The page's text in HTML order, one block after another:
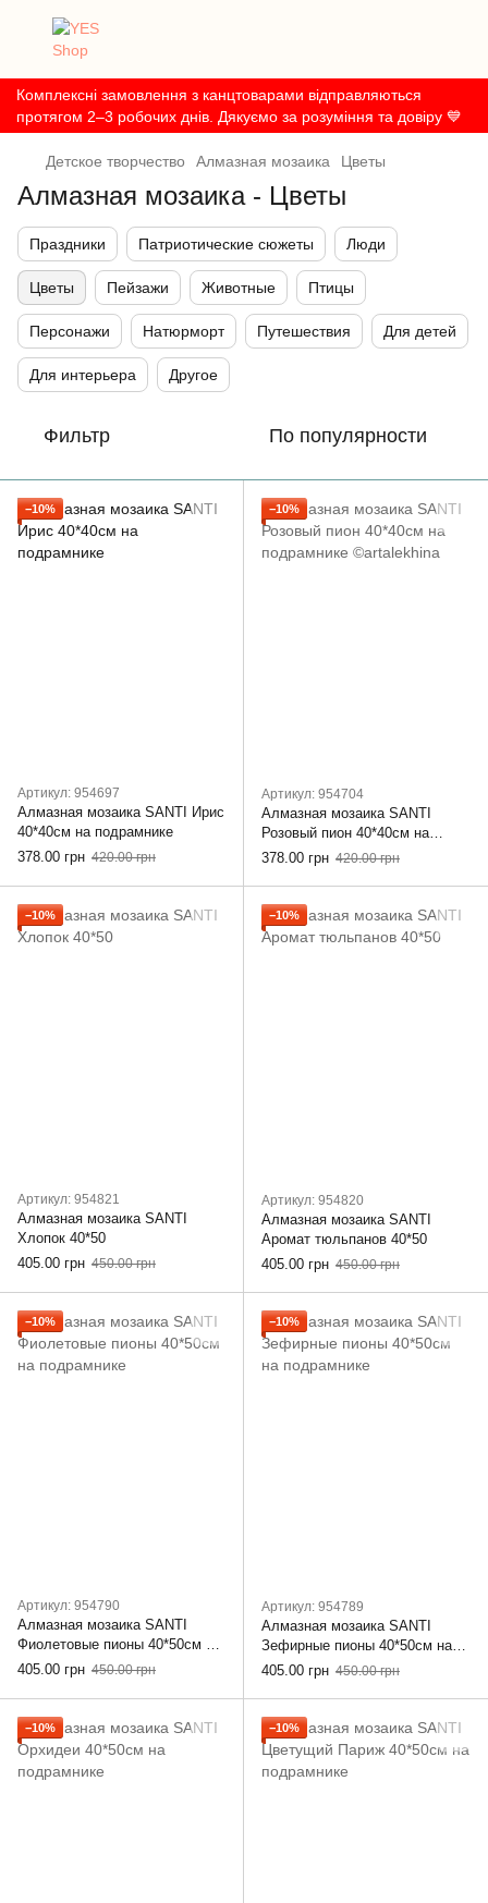
Комплексні замовлення з канцтоварами відправляються
протягом 2–3 робочих днів. Дякуємо за розуміння та довіру 💙
Детское творчество Алмазная мозаика Цветы
Алмазная мозаика - Цветы
Праздники Патриотические сюжеты Люди
Цветы Пейзажи Животные Птицы
Персонажи Натюрморт Путешествия Для детей
Для интерьера Другое
Фильтр По популярности
−10%
Артикул: 954697
Алмазная мозаика SANTI Ирис
40*40см на подрамнике
378.00 грн 420.00 грн
−10%
Артикул: 954704
Алмазная мозаика SANTI
Розовый пион 40*40см на
подрамнике ©artalekhina
378.00 грн 420.00 грн
−10%
Артикул: 954821
Алмазная мозаика SANTI
Хлопок 40*50
405.00 грн 450.00 грн
−10%
Артикул: 954820
Алмазная мозаика SANTI
Аромат тюльпанов 40*50
405.00 грн 450.00 грн
−10%
Артикул: 954790
Алмазная мозаика SANTI
Фиолетовые пионы 40*50см на
подрамнике
405.00 грн 450.00 грн
−10%
Артикул: 954789
Алмазная мозаика SANTI
Зефирные пионы 40*50см на
подрамнике
405.00 грн 450.00 грн
−10% −10%